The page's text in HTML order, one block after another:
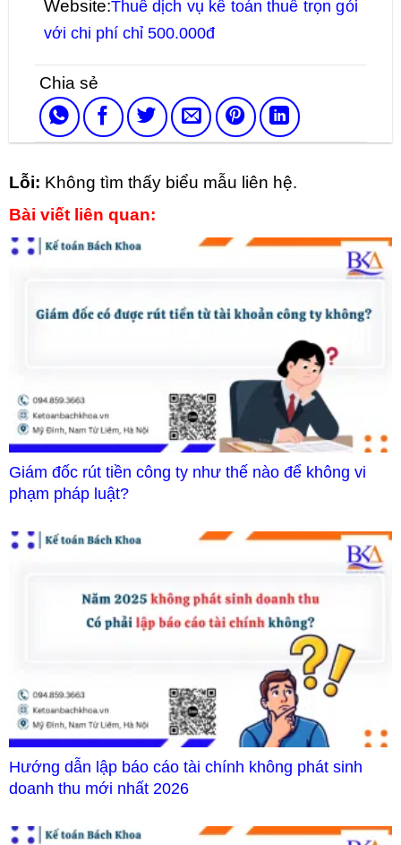
Website:Thuê dịch vụ kế toán thuế trọn gói
với chi phí chỉ 500.000đ
Lỗi: Không tìm thấy biểu mẫu liên hệ.
Bài viết liên quan:
Giám đốc rút tiền công ty như thế nào để không vi
phạm pháp luật?
Hướng dẫn lập báo cáo tài chính không phát sinh
doanh thu mới nhất 2026